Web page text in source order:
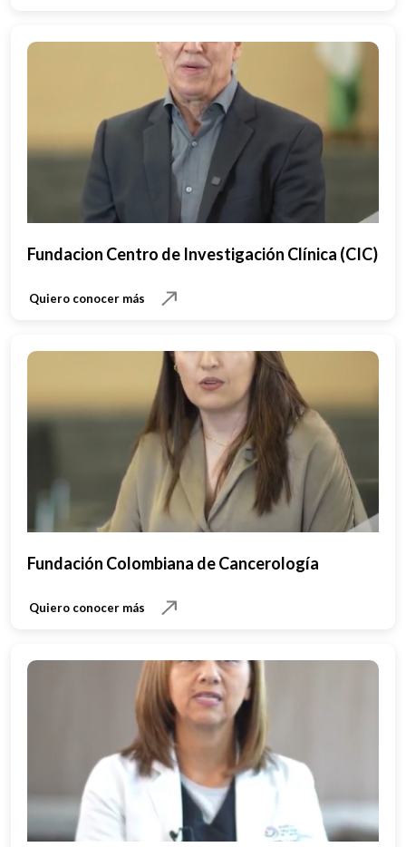
Fundacion Centro de Investigación Clínica (CIC)
Quiero conocer más
Fundación Colombiana de Cancerología
Quiero conocer más